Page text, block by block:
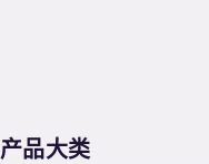
产品大类